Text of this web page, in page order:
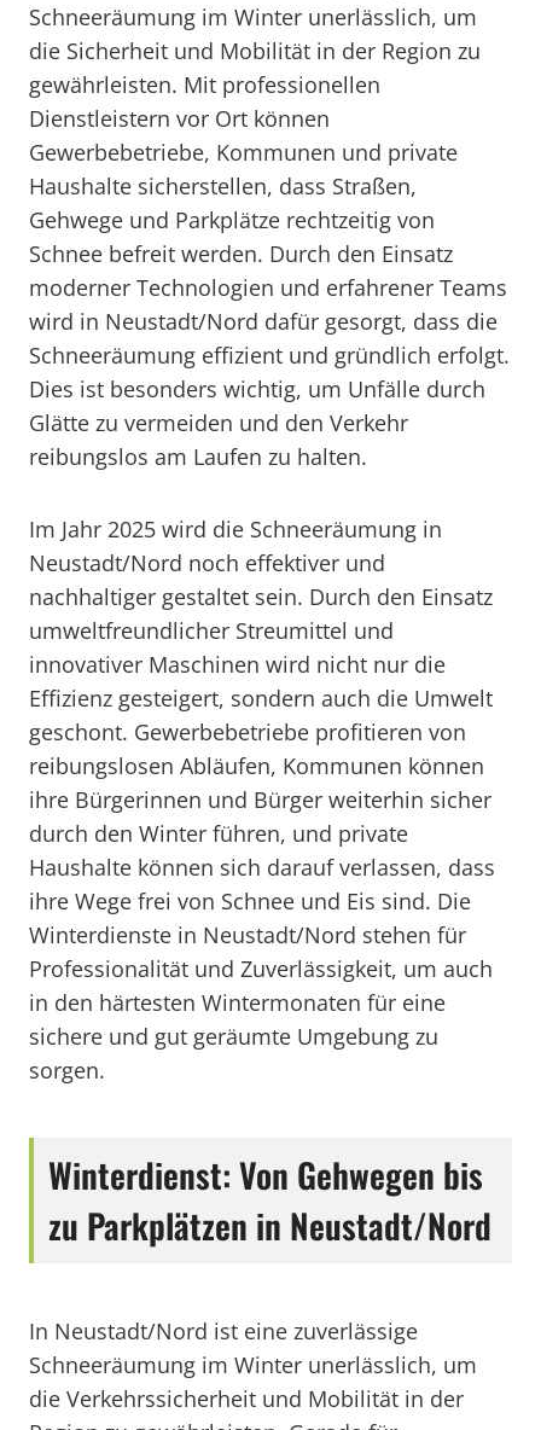
Schneeräumung im Winter unerlässlich, um
die Sicherheit und Mobilität in der Region zu
gewährleisten. Mit professionellen
Dienstleistern vor Ort können
Gewerbebetriebe, Kommunen und private
Haushalte sicherstellen, dass Straßen,
Gehwege und Parkplätze rechtzeitig von
Schnee befreit werden. Durch den Einsatz
moderner Technologien und erfahrener Teams
wird in Neustadt/Nord dafür gesorgt, dass die
Schneeräumung effizient und gründlich erfolgt.
Dies ist besonders wichtig, um Unfälle durch
Glätte zu vermeiden und den Verkehr
reibungslos am Laufen zu halten.
Im Jahr 2025 wird die Schneeräumung in
Neustadt/Nord noch effektiver und
nachhaltiger gestaltet sein. Durch den Einsatz
umweltfreundlicher Streumittel und
innovativer Maschinen wird nicht nur die
Effizienz gesteigert, sondern auch die Umwelt
geschont. Gewerbebetriebe profitieren von
reibungslosen Abläufen, Kommunen können
ihre Bürgerinnen und Bürger weiterhin sicher
durch den Winter führen, und private
Haushalte können sich darauf verlassen, dass
ihre Wege frei von Schnee und Eis sind. Die
Winterdienste in Neustadt/Nord stehen für
Professionalität und Zuverlässigkeit, um auch
in den härtesten Wintermonaten für eine
sichere und gut geräumte Umgebung zu
sorgen.
Winterdienst: Von Gehwegen bis
zu Parkplätzen in Neustadt/Nord
In Neustadt/Nord ist eine zuverlässige
Schneeräumung im Winter unerlässlich, um
die Verkehrssicherheit und Mobilität in der